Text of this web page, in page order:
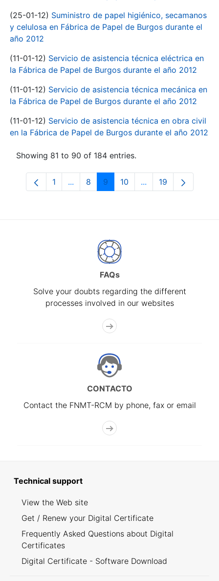
(25-01-12) Suministro de papel higiénico, secamanos
y celulosa en Fábrica de Papel de Burgos durante el
año 2012
(11-01-12) Servicio de asistencia técnica eléctrica en
la Fábrica de Papel de Burgos durante el año 2012
(11-01-12) Servicio de asistencia técnica mecánica en
la Fábrica de Papel de Burgos durante el año 2012
(11-01-12) Servicio de asistencia técnica en obra civil
en la Fábrica de Papel de Burgos durante el año 2012
Showing 81 to 90 of 184 entries.
Page
1 ...Intermediate Pages Use TAB to
Page
8 Page
9 Page
10 ...Intermediate Pages
Page
19
FAQs
Solve your doubts regarding the different
processes involved in our websites
CONTACTO
Contact the FNMT-RCM by phone, fax or email
Technical support
View the Web site
Get / Renew your Digital Certificate
Frequently Asked Questions about Digital
Certificates
Digital Certificate - Software Download